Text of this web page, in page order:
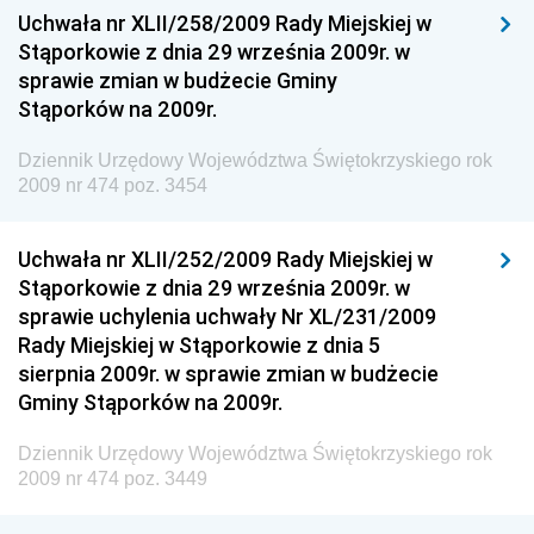
Dziennik Urzędowy Ministra Kultury, Dziedzictwa
Narodowego i Sportu
Dziennik Urzędowy Ministra Rodziny i Polityki
Społecznej
Dziennik Urzędowy Komendy Głównej Straży
Granicznej
Drogowego
Dziennik Urzędowy Narodowego Banku Polskiego
Dziennik Urzędowy Komendy Głównej Policji
Dziennik Urzędowy Ministra Pracy i Polityki
Społecznej
Dziennik Urzędowy Ministra Transportu, Budownictwa
i Gospodarki Morskiej
Uchwała nr XLII/258/2009 Rady Miejskiej w
Stąporkowie z dnia 29 września 2009r. w
sprawie zmian w budżecie Gminy
Stąporków na 2009r.
Dziennik Urzędowy Województwa Świętokrzyskiego rok
2009 nr 474 poz. 3454
Uchwała nr XLII/252/2009 Rady Miejskiej w
Stąporkowie z dnia 29 września 2009r. w
sprawie uchylenia uchwały Nr XL/231/2009
Rady Miejskiej w Stąporkowie z dnia 5
sierpnia 2009r. w sprawie zmian w budżecie
Gminy Stąporków na 2009r.
Dziennik Urzędowy Województwa Świętokrzyskiego rok
2009 nr 474 poz. 3449